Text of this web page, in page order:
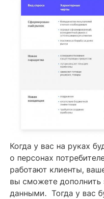
Когда у вас на руках
о персонах
работают клиенты,
вы сможете дополнить
данными. Тогда у вас